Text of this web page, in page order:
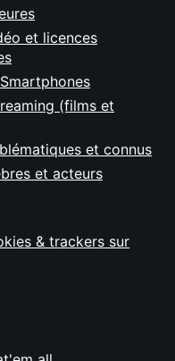
et licences
(films et
et connus
et acteurs
& trackers sur